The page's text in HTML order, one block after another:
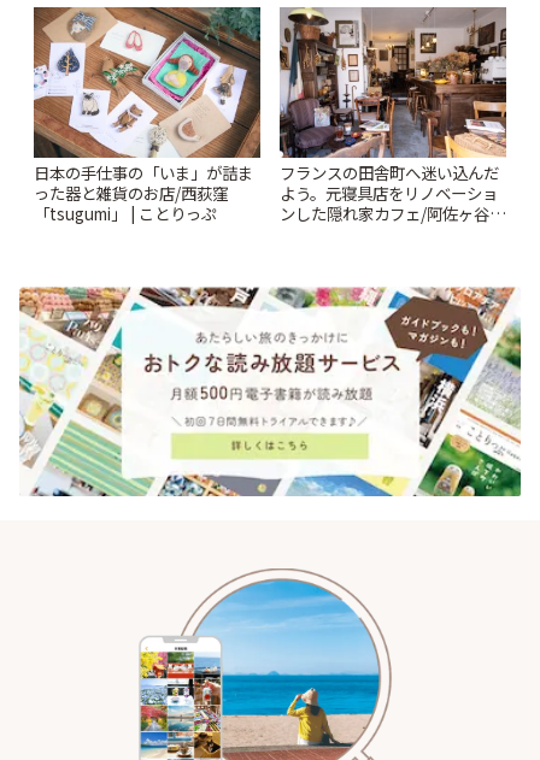
日本の手仕事の「いま」が詰ま
った器と雑貨のお店/西荻窪
「tsugumi」 | ことりっぷ
フランスの田舎町へ迷い込んだ
よう。元寝具店をリノベーショ
ンした隠れ家カフェ/阿佐ヶ谷